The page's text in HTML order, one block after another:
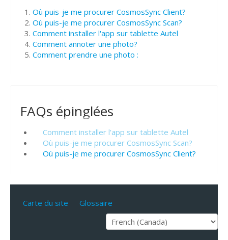
Où puis-je me procurer CosmosSync Client?
Où puis-je me procurer CosmosSync Scan?
Comment installer l'app sur tablette Autel
Comment annoter une photo?
Comment prendre une photo :
FAQs épinglées
Comment installer l'app sur tablette Autel
Où puis-je me procurer CosmosSync Scan?
Où puis-je me procurer CosmosSync Client?
Carte du site Glossaire